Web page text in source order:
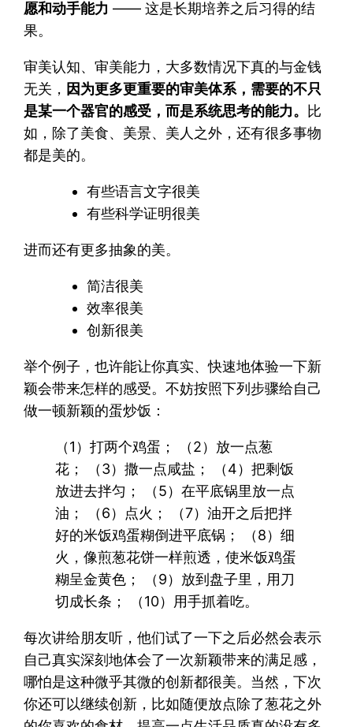
愿和动手能力 —— 这是长期培养之后习得的结
果。
审美认知、审美能力，大多数情况下真的与金钱
无关， 因为更多更重要的审美体系，需要的不只
是某一个器官的感受，而是系统思考的能力。 比
如，除了美食、美景、美人之外，还有很多事物
都是美的。
有些语言文字很美
有些科学证明很美
进而还有更多抽象的美。
简洁很美
效率很美
创新很美
举个例子，也许能让你真实、快速地体验一下新
颖会带来怎样的感受。不妨按照下列步骤给自己
做一顿新颖的蛋炒饭：
（1）打两个鸡蛋； （2）放一点葱
花； （3）撒一点咸盐； （4）把剩饭
放进去拌匀； （5）在平底锅里放一点
油； （6）点火； （7）油开之后把拌
好的米饭鸡蛋糊倒进平底锅； （8）细
火，像煎葱花饼一样煎透，使米饭鸡蛋
糊呈金黄色； （9）放到盘子里，用刀
切成长条； （10）用手抓着吃。
每次讲给朋友听，他们试了一下之后必然会表示
自己真实深刻地体会了一次新颖带来的满足感，
哪怕是这种微乎其微的创新都很美。当然，下次
你还可以继续创新，比如随便放点除了葱花之外